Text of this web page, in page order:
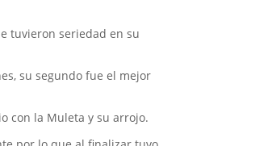
tuvieron seriedad en su
su segundo fue el mejor
con la Muleta y su arrojo.